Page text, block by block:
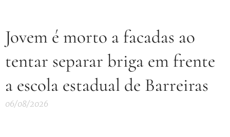
Jovem é morto a facadas ao
tentar separar briga em frente
a escola estadual de Barreiras
06/08/2026